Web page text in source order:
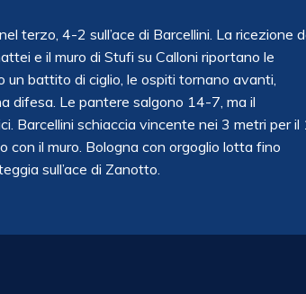
terzo, 4-2 sull’ace di Barcellini. La ricezione
e il muro di Stufi su Calloni riportano le
un battito di ciglio, le ospiti tornano avanti,
difesa. Le pantere salgono 14-7, ma il
Barcellini schiaccia vincente nei 3 metri per il
con il muro. Bologna con orgoglio lotta fino
sull’ace di Zanotto.